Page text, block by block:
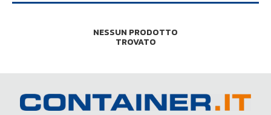
NESSUN PRODOTTO
TROVATO